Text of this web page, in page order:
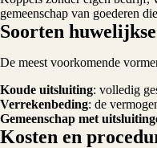
gemeenschap van goederen
Soorten
De meest voorkomende
Koude uitsluiting: volledig
Verrekenbeding: de
Gemeenschap met
Kosten en